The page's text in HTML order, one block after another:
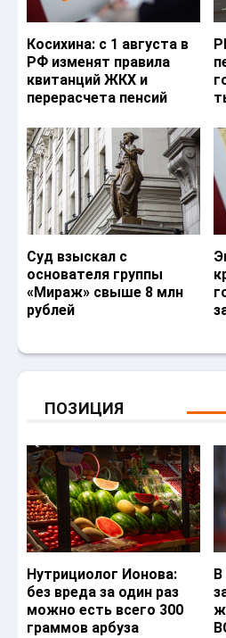
Косихина: с 1 августа в
РФ изменят правила
квитанций ЖКХ и
перерасчета пенсий
Суд взыскал с
основателя группы
«Мираж» свыше 8 млн
рублей
ПОЗИЦИЯ
Нутрициолог Ионова:
без вреда за один раз
можно есть всего 300
граммов арбуза